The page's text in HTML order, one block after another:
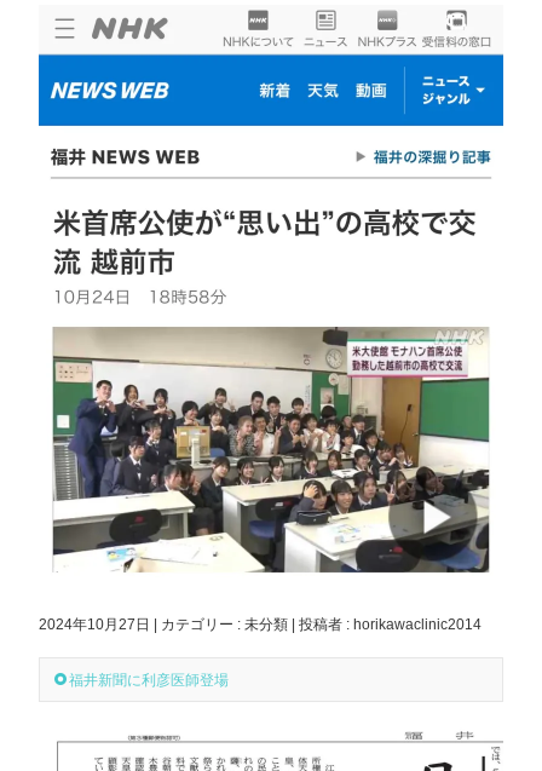
2024年10月27日 カテゴリー : 未分類 投稿者 : horikawaclinic2014
福井新聞に利彦医師登場